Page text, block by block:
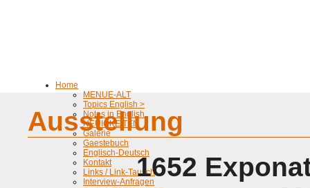
Home
MENUE-ALT
Topics English >
Notes in English
NEUIGKEITEN
Galerie
Gaestebuch
Englisch-Deutsch
Kontakt
Links / Link-Tausch
Interview-Anfragen
Ausstellung
1652